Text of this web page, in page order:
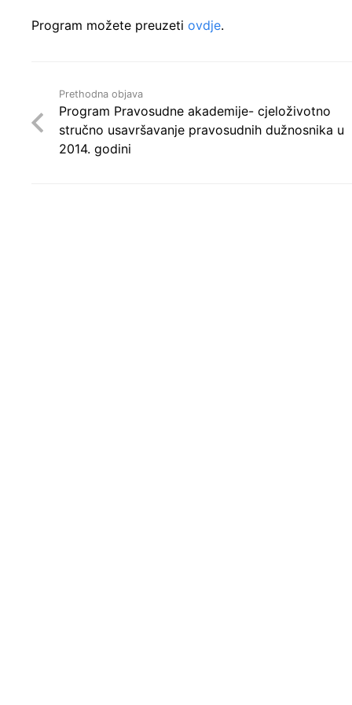
Program možete preuzeti ovdje.
Prethodna objava
Program Pravosudne akademije- cjeloživotno
stručno usavršavanje pravosudnih dužnosnika u
2014. godini